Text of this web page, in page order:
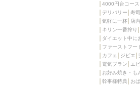
4000円台コース
デリバリー
寿司
気軽に一杯
店
キリン一番搾り
ダイエット中に
ファーストフー
カフェ
ジビエ
電気ブラン
エ
お好み焼き・も
幹事様特典
お